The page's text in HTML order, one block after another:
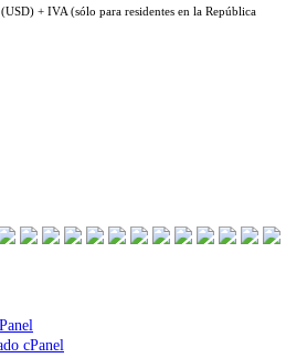
+ IVA (sólo para residentes en la República
cPanel